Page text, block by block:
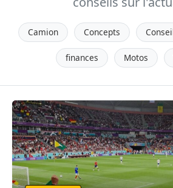
Camion Concepts
finances Motos